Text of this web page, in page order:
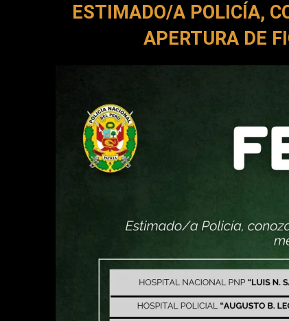
ESTIMADO/A POLICÍA,
APERTURA DE